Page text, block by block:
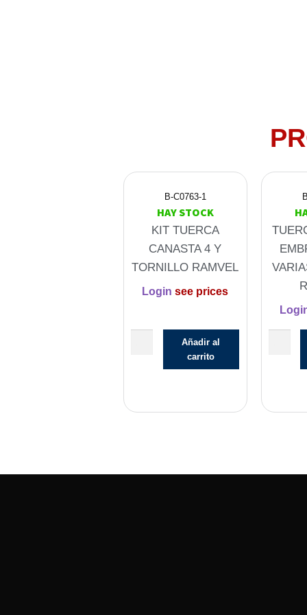
B-C0763-1
HAY STOCK
KIT TUERCA
CANASTA 4 Y
TORNILLO RAMVEL
Login see prices
Añadir al
carrito